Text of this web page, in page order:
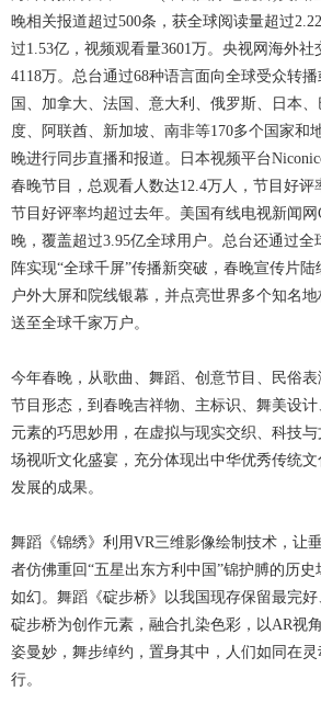
晚相关报道超过500条，获全球阅读量超过
过1.53亿，视频观看量3601万。央视网海外社
4118万。总台通过68种语言面向全球受众转
国、加拿大、法国、意大利、俄罗斯、日本
度、阿联酋、新加坡、南非等170多个国家和
晚进行同步直播和报道。日本视频平台
春晚节目，总观看人数达12.4万人，节目好评
节目好评率均超过去年。美国有线电视新闻
晚，覆盖超过3.95亿全球用户。总台还通过全
阵实现“全球千屏”传播新突破，春晚宣传片
户外大屏和院线银幕，并点亮世界多个知名
送至全球千家万户。
今年春晚，从歌曲、舞蹈、创意节目、民俗
节目形态，到春晚吉祥物、主标识、舞美设
元素的巧思妙用，在虚拟与现实交织、科技
场视听文化盛宴，充分体现出中华优秀传统
发展的成果。
舞蹈《锦绣》利用VR三维影像绘制技术，让
者仿佛重回“五星出东方利中国”锦护膊的历
如幻。舞蹈《碇步桥》以我国现存保留最完
碇步桥为创作元素，融合扎染色彩，以AR视
姿曼妙，舞步绰约，置身其中，人们如同在
行。